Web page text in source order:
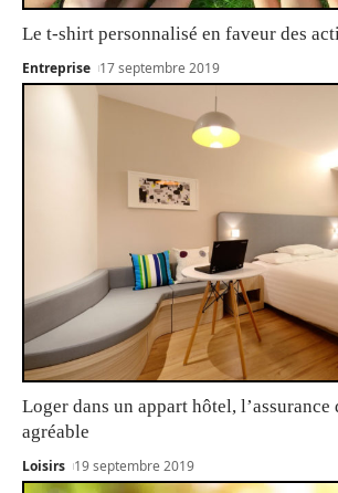
Le t-shirt personnalisé en faveur des
Entreprise 17 septembre 2019
Loger dans un appart hôtel, l’assurance
agréable
Loisirs 19 septembre 2019